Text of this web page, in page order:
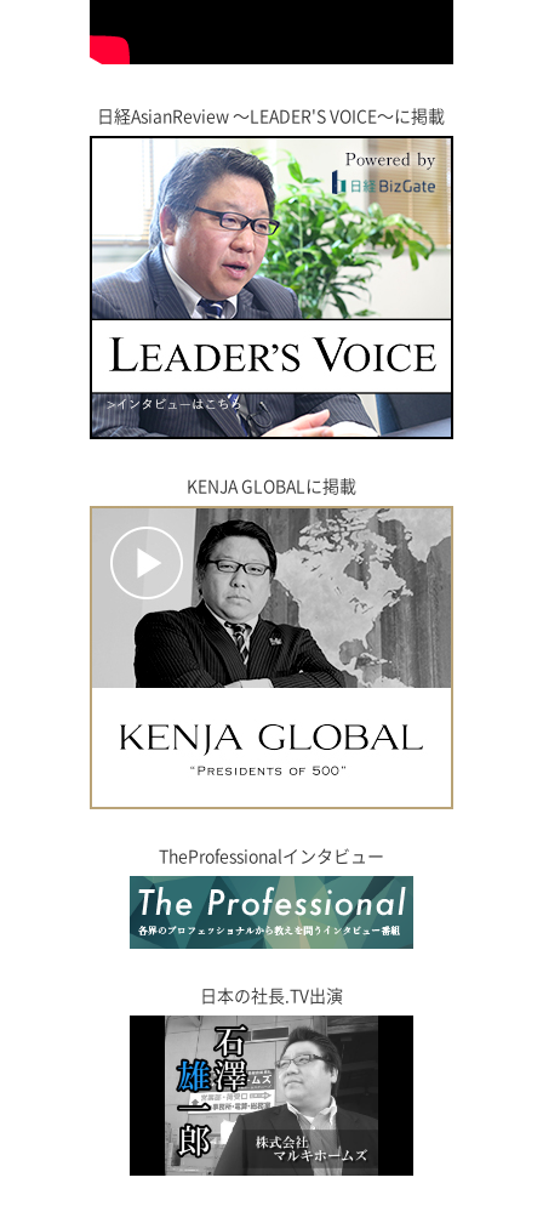
日経AsianReview 〜LEADER'S VOICE〜に掲載
KENJA GLOBALに掲載
TheProfessionalインタビュー
日本の社長.TV出演